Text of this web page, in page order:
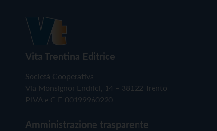
Vita Trentina Editrice
Società Cooperativa
Via Monsignor Endrici, 14 – 38122 Trento
P.IVA e C.F. 00199960220
Amministrazione trasparente